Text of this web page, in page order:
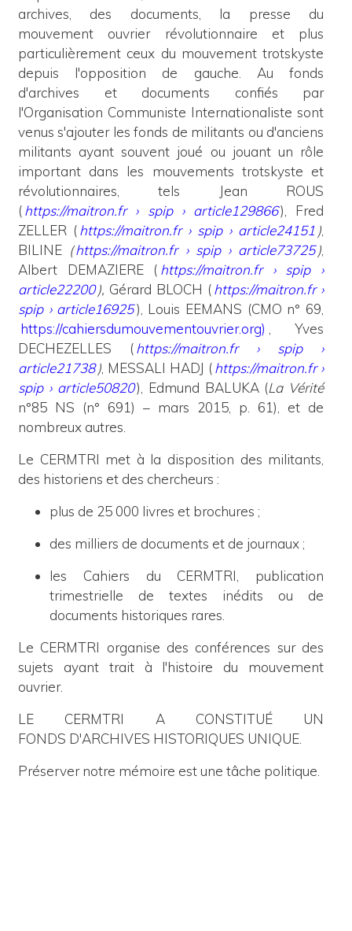
archives, des documents, la presse du
mouvement ouvrier révolutionnaire et plus
particulièrement ceux du mouvement trotskyste
depuis l'opposition de gauche. Au fonds
d'archives et documents confiés par
l'Organisation Communiste Internationaliste sont
venus s'ajouter les fonds de militants ou d'anciens
militants ayant souvent joué ou jouant un rôle
important dans les mouvements trotskyste et
révolutionnaires, tels Jean ROUS
(https://maitron.fr › spip › article129866), Fred
ZELLER (https://maitron.fr › spip › article24151 ),
BILINE (https://maitron.fr › spip › article73725 ),
Albert DEMAZIERE ( https://maitron.fr › spip ›
article22200), Gérard BLOCH (https://maitron.fr ›
spip › article16925), Louis EEMANS (CMO n° 69,
https://cahiersdumouvementouvrier.org) , Yves
DECHEZELLES (https://maitron.fr › spip ›
article21738), MESSALI HADJ (https://maitron.fr ›
spip › article50820), Edmund BALUKA (La Vérité
n°85 NS (n° 691) – mars 2015, p. 61), et de
nombreux autres.
Le CERMTRI met à la disposition des militants,
des historiens et des chercheurs :
plus de 25 000 livres et brochures ;
des milliers de documents et de journaux ;
les Cahiers du CERMTRI, publication
trimestrielle de textes inédits ou de
documents historiques rares.
Le CERMTRI organise des conférences sur des
sujets ayant trait à l'histoire du mouvement
ouvrier.
LE CERMTRI A CONSTITUÉ UN
FONDS D'ARCHIVES HISTORIQUES UNIQUE.
Préserver notre mémoire est une tâche politique.